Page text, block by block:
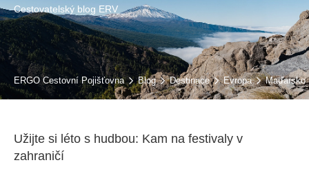
Cestovatelský blog ERV
ERGO Cestovní Pojišťovna Blog Destinace Evropa Maďarsko
Užijte si léto s hudbou: Kam na festivaly v
zahraničí